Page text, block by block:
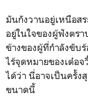
มันกังวานอยู่เหนือส
อยู่ในใจของผู้ฟังตร
ข้างของผู้ที่กำลังขับ
ไร้จุดหมายของเต๋อ
ได้ว่า นี่อาจเป็นครั้ง
ขนาดนี้